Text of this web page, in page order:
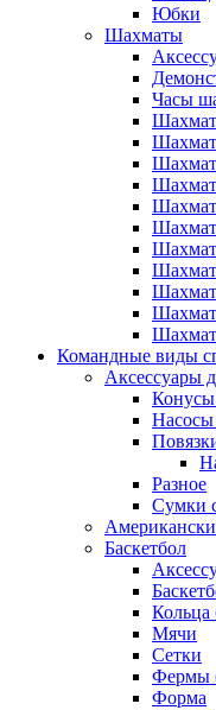
Юбки
Шахматы
Часы
Командные виды
Аксессуары
Насосы
Разное
Сумки
Баскетбол
Кольца
Мячи
Сетки
Фермы
Форма